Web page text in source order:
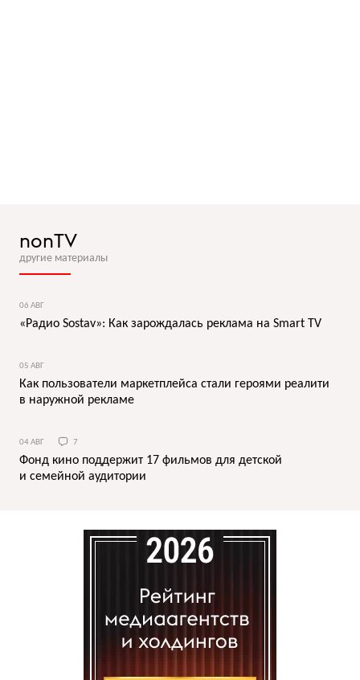
nonTV
другие материалы
06 АВГ
«Радио Sostav»: Как зарождалась реклама на Smart TV
05 АВГ
Как пользователи маркетплейса стали героями реалити
в наружной рекламе
04 АВГ 7
Фонд кино поддержит 17 фильмов для детской
и семейной аудитории